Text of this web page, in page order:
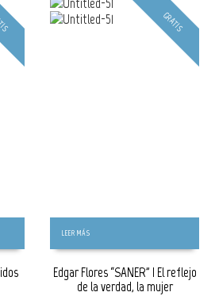
GRATIS
LEER MÁS
Edgar Flores “SANER” | El reflejo
de la verdad, la mujer